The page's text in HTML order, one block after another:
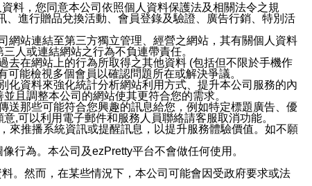
料，您同意本公司依照個人資料保護法及相關法令之規
進行贈品兌換活動、會員登錄及驗證、廣告行銷、特別活
網站連結至第三方獨立管理、經營之網站，其有關個人資料
人或連結網站之行為不負連帶責任。
去在網站上的行為所取得之其他資料 (包括但不限於手機作
能檢視多個會員以確認問題所在或解決爭議。
資料來強化統計分析網站利用方式、提升本公司服務的內
且調整本公司的網站使其更符合您的需求。
送那些可能符合您興趣的訊息給您，例如特定標題廣告、優
,可以利用電子郵件和服務人員聯絡請客服取消功能。
來推播系統資訊或提醒訊息，以提升服務體驗價值。如不願
行為。本公司及ezPretty平台不會做任何使用。
。然而，在某些情況下，本公司可能會因受政府要求或法